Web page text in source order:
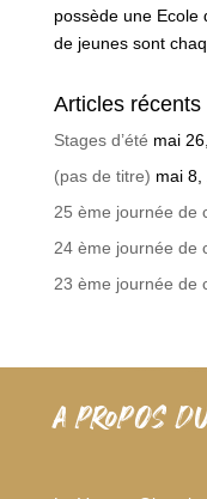
possède une Ecole
de jeunes sont
Articles récents
Stages d’été mai
(pas de titre) mai 8,
25 ème journée de
24 ème journée de
23 ème journée de
A PROPOS